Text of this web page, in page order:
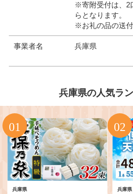
※寄附受付は、2
らとなります。
※お礼の品の送付
事業者名 兵庫県
兵庫県の人気ラ
兵庫県 兵庫県